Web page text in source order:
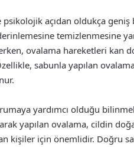
açıdan oldukça geniş
temizlenmesine
ovalama hareketleri kan
sabunla yapılan
yardımcı olduğu
yapılan ovalama, cildin
kişiler için önemlidir. Doğru